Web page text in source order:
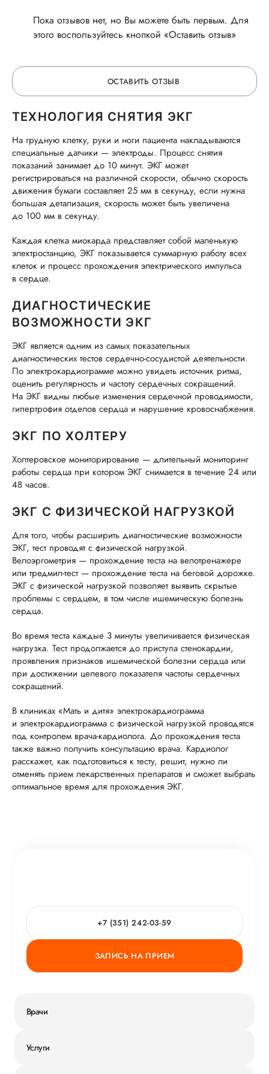
Пока отзывов нет, но Вы можете быть первым. Для
этого воспользуйтесь кнопкой «Оставить отзыв»
ОСТАВИТЬ ОТЗЫВ
ОСТАВЬТЕ ОТЗЫВ
ОБ УСЛУГЕ
ГОРЯЧАЯ ЛИНИЯ КАЧЕСТВА
TЕХНОЛОГИЯ СНЯТИЯ ЭКГ
На грудную клетку, руки и ноги пациента накладываются
специальные датчики — электроды. Процесс снятия
показаний занимает до 10 минут. ЭКГ может
регистрироваться на различной скорости, обычно скорость
движения бумаги составляет 25 мм в секунду, если нужна
большая детализация, скорость может быть увеличена
до 100 мм в секунду.
Каждая клетка миокарда представляет собой маленькую
электростанцию, ЭКГ показывается суммарную работу всех
клеток и процесс прохождения электрического импульса
в сердце.
ДИАГНОСТИЧЕСКИЕ
ВОЗМОЖНОСТИ ЭКГ
ЭКГ является одним из самых показательных
диагностических тестов сердечно-сосудистой деятельности.
По электрокардиограмме можно увидеть источник ритма,
оценить регулярность и частоту сердечных сокращений.
На ЭКГ видны любые изменения сердечной проводимости,
гипертрофия отделов сердца и нарушение кровоснабжения.
ЭКГ ПО ХОЛТЕРУ
Холтеровское мониторирование — длительный мониторинг
работы сердца при котором ЭКГ снимается в течение 24 или
48 часов.
ЭКГ С ФИЗИЧЕСКОЙ НАГРУЗКОЙ
Для того, чтобы расширить диагностические возможности
ЭКГ, тест проводят с физической нагрузкой.
Велоэргометрия — прохождение теста на велотренажере
или тредмил-тест — прохождение теста на беговой дорожке.
ЭКГ с физической нагрузкой позволяет выявить скрытые
проблемы с сердцем, в том числе ишемическую болезнь
сердца.
Во время теста каждые 3 минуты увеличивается физическая
нагрузка. Тест продолжается до приступа стенокардии,
проявления признаков ишемической болезни сердца или
при достижении целевого показателя частоты сердечных
сокращений.
В клиниках «Мать и дитя» электрокардиограмма
и электрокардиограмма с физической нагрузкой проводятся
под контролем врача-кардиолога. До прохождения теста
также важно получить консультацию врача. Кардиолог
расскажет, как подготовиться к тесту, решит, нужно ли
отменять прием лекарственных препаратов и сможет выбрать
оптимальное время для прохождения ЭКГ.
+7 (351) 242-03-59
ЗАПИСЬ НА ПРИЕМ
Врачи
Услуги